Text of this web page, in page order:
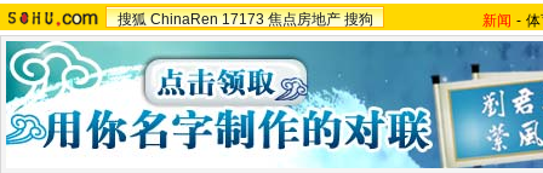
搜狐 ChinaRen 17173 焦点房地产 搜狗 新闻 -